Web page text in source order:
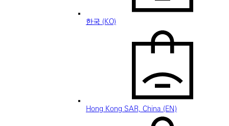
한국 (KO)
Hong Kong SAR, China (EN)